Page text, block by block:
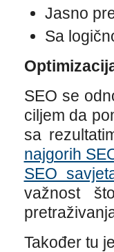
Jasno
Sa
SEO se
ciljem da
sa
najgorih
SEO
važnost
Također tu